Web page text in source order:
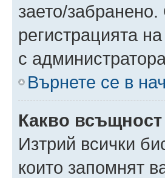
заето/
регистрацията
с
Върнете се в
Какво
Изтрий всички
които запомнят